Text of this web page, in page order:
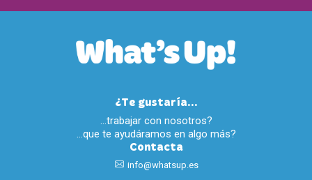
¿Te gustaría...
…trabajar con nosotros?
…que te ayudáramos en algo más?
Contacta
info@whatsup.es